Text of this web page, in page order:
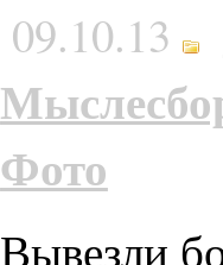
09.10.13
Фото
Вывезли